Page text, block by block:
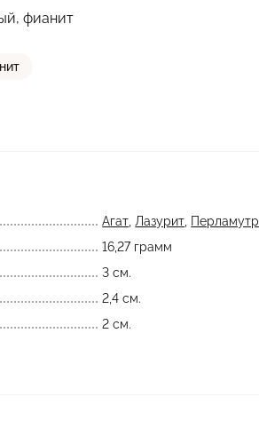
фианит
Агат Лазурит Перламутр
16,27 грамм
3 см.
2,4 см.
2 см.